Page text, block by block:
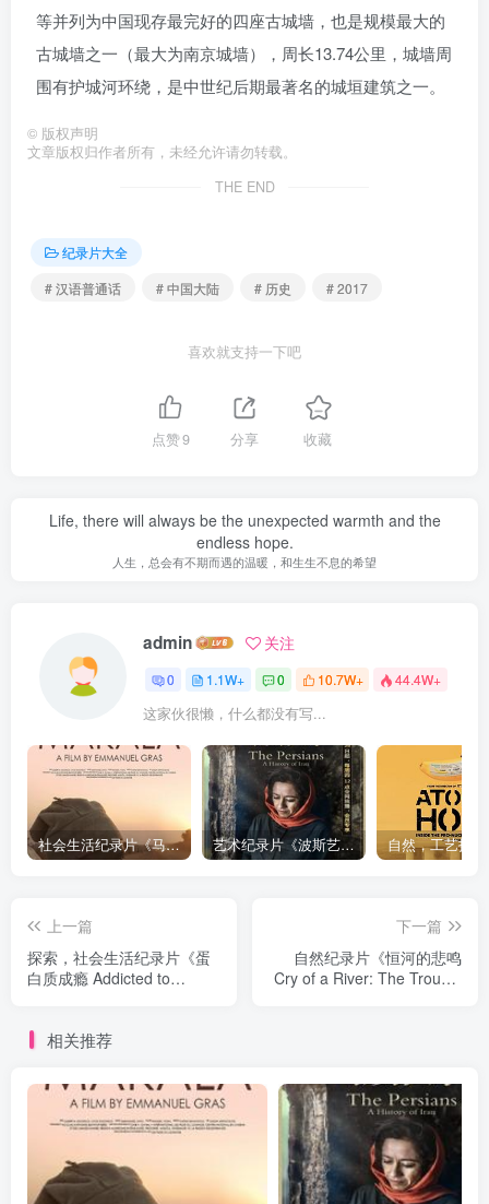
等并列为中国现存最完好的四座古城墙，也是规模最大的
古城墙之一（最大为南京城墙），周长13.74公里，城墙周
围有护城河环绕，是中世纪后期最著名的城垣建筑之一。
© 版权声明
文章版权归作者所有，未经允许请勿转载。
THE END
纪录片大全
# 汉语普通话
# 中国大陆 # 历史 # 2017
喜欢就支持一下吧
点赞9 分享 收藏
Life, there will always be the unexpected warmth and the
endless hope.
人生，总会有不期而遇的温暖，和生生不息的希望
admin 关注
0 1.1W+ 0 10.7W+ 44.4W+
这家伙很懒，什么都没有写...
社会生活纪录片《马加拉 Makala》下载 艺术纪录片《波斯艺术 Art of Persia》下载
上一篇
探索，社会生活纪录片《蛋
白质成瘾 Addicted to
下一篇
自然纪录片《恒河的悲鸣
Cry of a River: The Trouble
相关推荐